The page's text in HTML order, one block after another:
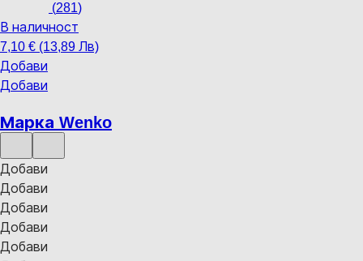
(281)
В наличност
7,10 € (13,89 Лв)
Добави
Добави
Марка Wenko
Добави
Добави
Добави
Добави
Добави